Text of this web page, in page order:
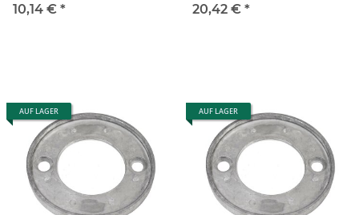
10,14 € *
20,42 € *
AUF LAGER AUF LAGER